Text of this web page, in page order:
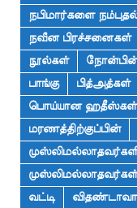
நபிமார்களை
நவீன பிரச்சனைகள்
நூல்கள்
பாங்கு
பித்அத்கள்
பொய்யான ஹதீஸ்கள்
மரணத்திற்குப்பின்
முஸ்லிமல்லாதவர்கள்
வட்டி